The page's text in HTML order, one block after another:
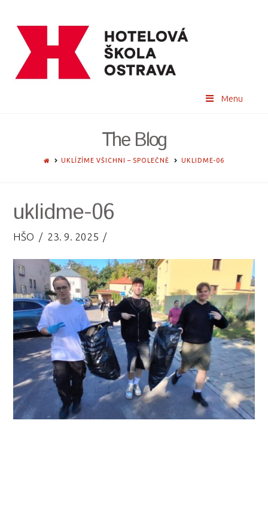
Menu
The Blog
HOMEUKLÍZÍME VŠICHNI – SPOLEČNĚ UKLIDME-06
uklidme-06
HŠO 23. 9. 2025